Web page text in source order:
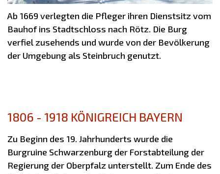
Ab 1669 verlegten die Pfleger ihren Dienstsitz vom
Bauhof ins Stadtschloss nach Rötz. Die Burg
verfiel zusehends und wurde von der Bevölkerung
der Umgebung als Steinbruch genutzt.
1806 - 1918 KÖNIGREICH BAYERN
Zu Beginn des 19. Jahrhunderts wurde die
Burgruine Schwarzenburg der Forstabteilung der
Regierung der Oberpfalz unterstellt. Zum Ende des